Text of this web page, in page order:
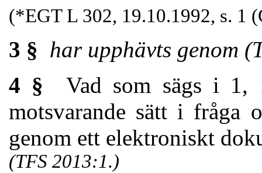
(*EGT L 302, 19.10.1992, s. 1
3 § har upphävts genom
4 § Vad som sägs i 1,
motsvarande sätt i fråga
genom ett elektroniskt
(TFS 2013:1.)